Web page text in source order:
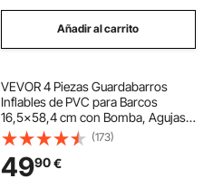
Añadir al carrito
VEVOR 4 Piezas Guardabarros
Inflables de PVC para Barcos
16,5x58,4 cm con Bomba, Agujas
de Aire, Cuerdas y Bolsa de
Almacenamiento de Parachoques
para Canoas, Pontones, Barcos,
Barcos de Pesca, Muelle
(173)
4990€